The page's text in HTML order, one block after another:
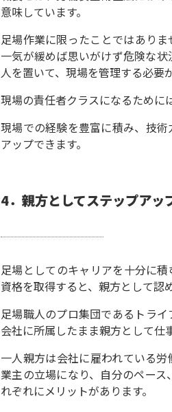
意味しています。
足場作業に限ったことではあり
一気が緩めば思いがけず危険な
人を置いて、現場を管理する必要
現場の責任者クラスになるために
現場での経験を豊富に積み、技
アップできます。
4． 親方としてステップアッ
足場としてのキャリアを十分に
資格を取得すると、親方として認
足場職人のプロ集団であるトラ
会社に所属したまま親方として仕
一人親方は会社に雇われている
業主の立場になり、自分のペー
れぞれにメリットがあります。